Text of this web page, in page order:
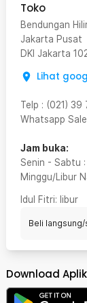
Toko
Bendungan
Jakarta Pusat
DKI Jakarta
Lihat
Telp : (021) 39
Whatsapp
Jam buka:
Senin - Sabtu :
Minggu/Libur
Idul Fitri: libur
Beli
Download